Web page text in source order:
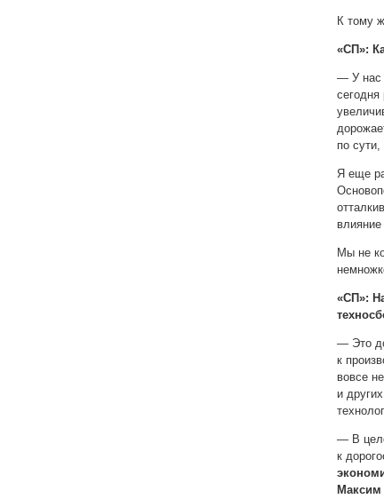
К тому
«СП»:
— У нас
по
Я еще
Мы не
«СП»:
— Это
к
вовсе
и
— В
к